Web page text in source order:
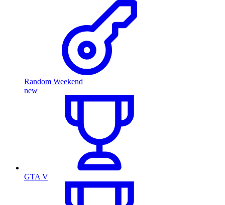
Random Weekend
new
GTA V